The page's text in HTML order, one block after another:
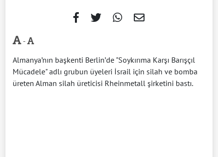
-
Almanya’nın başkenti Berlin’de "Soykırıma Karşı Barışçıl
Mücadele" adlı grubun üyeleri İsrail için silah ve bomba
üreten Alman silah üreticisi Rheinmetall şirketini bastı.